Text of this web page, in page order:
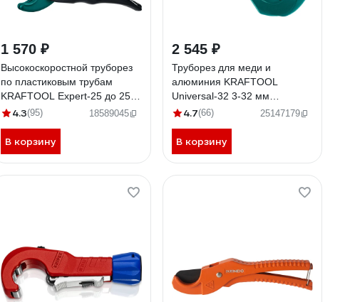
1 570 ₽
Высокоскоростной труборез
по пластиковым трубам
KRAFTOOL Expert-25 до 25
мм 23381-25_z01
4.3(95) 18589045
В корзину
2 545 ₽
Труборез для меди и
алюминия KRAFTOOL
Universal-32 3-32 мм
23383_z02
4.7(66) 25147179
В корзину